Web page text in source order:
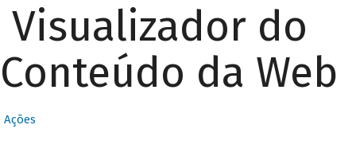
Visualizador do
Conteúdo da Web
Ações